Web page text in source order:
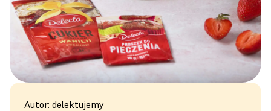
Autor: delektujemy